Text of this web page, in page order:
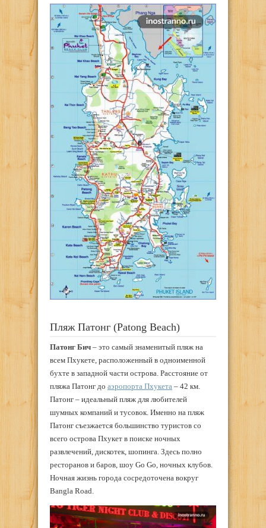
Пляж Патонг (Patong Beach)
Патонг Бич – это самый знаменитый пляж на
всем Пхукете, расположенный в одноименной
бухте в западной части острова. Расстояние от
пляжа Патонг до аэропорта Пхукета – 42 км.
Патонг – идеальный пляж для любителей
шумных компаний и тусовок. Именно на пляж
Патонг съезжается большинство туристов со
всего острова Пхукет в поиске ночных
развлечений, дискотек, шопинга. Здесь полно
ресторанов и баров, шоу Go Go, ночных клубов.
Ночная жизнь города сосредоточена вокруг
Bangla Road.